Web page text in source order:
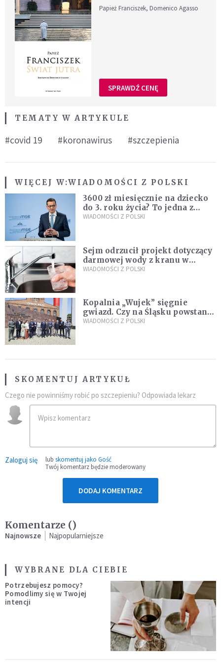
Papież Franciszek, Domenico Agasso
SPRAWDŹ CENĘ
TEMATY W ARTYKULE
#covid 19 #koronawirus #szczepienia
WIĘCEJ W:WIADOMOŚCI Z POLSKI
3600 zł miesięcznie na dziecko
do 3. roku życia? To jedna z
propozycji programu "Rozwój
WIADOMOŚCI Z POLSKI
Sejm odrzucił projekt dotyczący
darmowej wody z kranu w
restauracjach
WIADOMOŚCI Z POLSKI
Kopalnia „Wujek” sięgnie
gwiazd. Czy na Śląsku powstanie
„Dolina Krzemowa”?
WIADOMOŚCI Z POLSKI
SKOMENTUJ ARTYKUŁ
Czego nie powinniśmy robić po szczepieniu? Odpowiada lekarz
Zaloguj się lub skomentuj jako Gość
Twój komentarz będzie moderowany
DODAJ KOMENTARZ
Komentarze ()
Najnowsze Najpopularniejsze
WYBRANE DLA CIEBIE
Potrzebujesz pomocy?
Pomodlimy się w Twojej
intencji